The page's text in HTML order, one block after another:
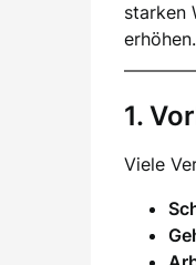
starken
erhöhen.
1.
Viele